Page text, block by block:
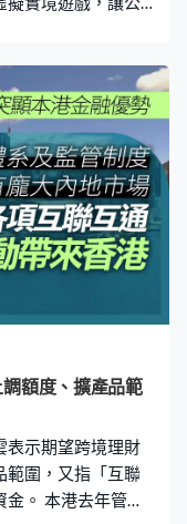
完整的一個故事，
繁華璀璨的部分去
正展出169件唐朝
其中一組焦點作品
在墓葬中按東南西
二時辰輪流執勤，
師蕭錦華：「隋代
有習俗，到了盛
民族葬俗文化互
動物圖騰的崇拜，
仰。」 香文化在
及香餅的香寶子。
料香品，中外商人
城市洛陽的北市
額度、擴產品範
表示期望跨境理財
範圍，又指「互聯
。 本港去年管理